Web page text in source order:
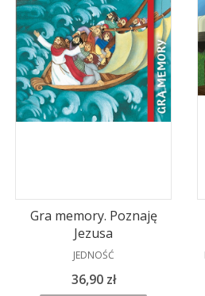
Gra memory. Poznaję
Jezusa
PRODUCENT
JEDNOŚĆ
Cena
36,90 zł